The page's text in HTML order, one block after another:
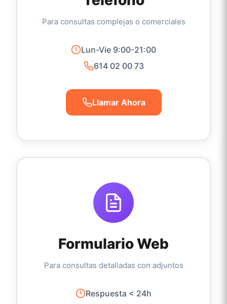
Para consultas complejas o comerciales
Lun-Vie 9:00-21:00
614 02 00 73
Llamar Ahora
Formulario Web
Para consultas detalladas con adjuntos
Respuesta < 24h